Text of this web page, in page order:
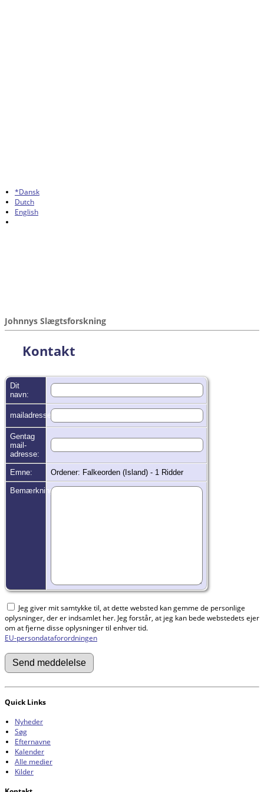
*Dansk
Dutch
English
Johnnys Slægtsforskning
Kontakt
Dit
navn:
mailadresse:
Gentag
mail-
adresse:
Emne: Ordener: Falkeorden (Island) - 1 Ridder
Bemærkninger:
Jeg giver mit samtykke til, at dette websted kan gemme de personlige
oplysninger, der er indsamlet her. Jeg forstår, at jeg kan bede webstedets ejer
om at fjerne disse oplysninger til enhver tid.
EU-persondataforordningen
Quick Links
Nyheder
Søg
Efternavne
Kalender
Alle medier
Kilder